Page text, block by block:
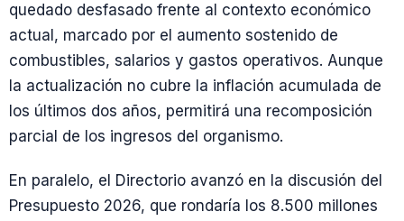
quedado desfasado frente al contexto económico
actual, marcado por el aumento sostenido de
combustibles, salarios y gastos operativos. Aunque
la actualización no cubre la inflación acumulada de
los últimos dos años, permitirá una recomposición
parcial de los ingresos del organismo.
En paralelo, el Directorio avanzó en la discusión del
Presupuesto 2026, que rondaría los 8.500 millones